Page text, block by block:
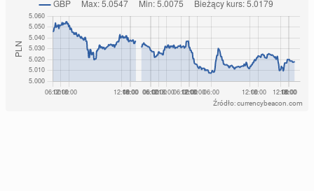
Źródło: currencybeacon.com